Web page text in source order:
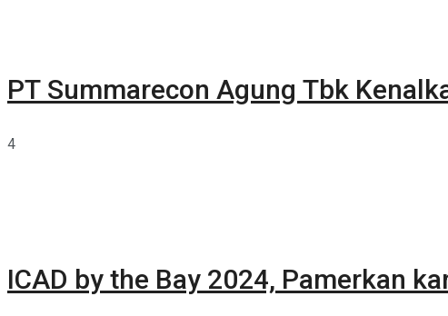
PT Summarecon Agung Tbk
4
ICAD by the Bay 2024, Pamerkan